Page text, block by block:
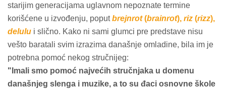
starijim generacijama uglavnom nepoznate termine
korišćene u izvođenju, poputbrejnrot(brainrot), riz (rizz),
delulu i slično. Kako ni sami glumci pre predstave nisu
vešto baratali svim izrazima današnje omladine, bila im je
potrebna pomoć nekog stručnijeg:
"Imali smo pomoć najvećih stručnjaka u domenu
današnjeg slenga i muzike, a to su đaci osnovne škole